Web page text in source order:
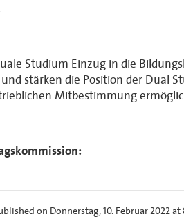
Studium Einzug in die
stärken die Position der Dual
Mitbestimmung
on Donnerstag, 10. Februar 2022 at